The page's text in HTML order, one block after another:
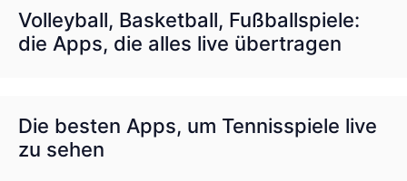
Volleyball, Basketball, Fußballspiele:
die Apps, die alles live übertragen
Die besten Apps, um Tennisspiele live
zu sehen